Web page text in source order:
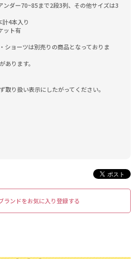
ンダー70~85まで2段3列、その他サイズは3
4本入り
ット有
ショーツは別売りの商品となっておりま
ります。
り扱い表示にしたがってください。
ランドをお気に入り登録する